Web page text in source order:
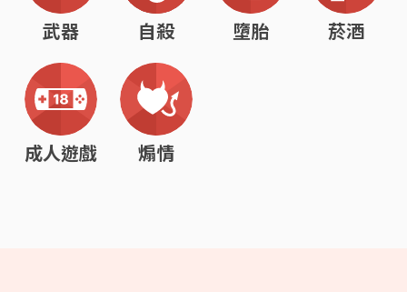
武器 自殺 墮胎 菸酒
成人遊戲 煽情